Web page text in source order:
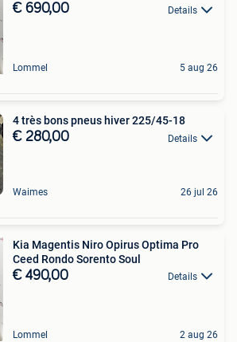
€ 690,00 Details
Lommel 5 aug 26
4 très bons pneus hiver 225/45-18
€ 280,00 Details
Waimes 26 jul 26
Kia Magentis Niro Opirus Optima Pro
Ceed Rondo Sorento Soul
€ 490,00 Details
Lommel 2 aug 26